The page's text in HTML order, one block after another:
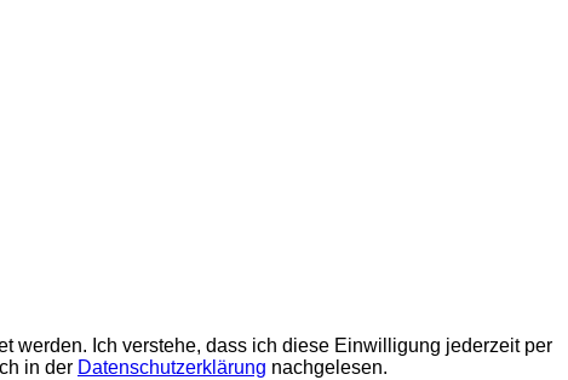
werden. Ich verstehe, dass ich diese Einwilligung jederzeit per
in der Datenschutzerklärung nachgelesen.